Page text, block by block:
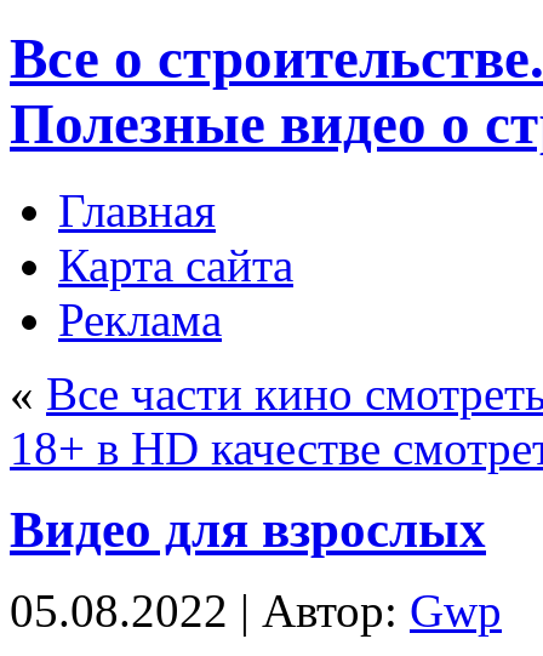
Все о
Полезные видео о
Главная
Карта сайта
Реклама
« Все части кино
18+ в HD качестве
Видео для взрослых
05.08.2022 | Автор: Gwp